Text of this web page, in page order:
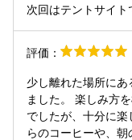
次回はテントサイト
評価：
少し離れた場所に
ました。 楽しみ方
でしたが、十分に
らのコーヒーや、